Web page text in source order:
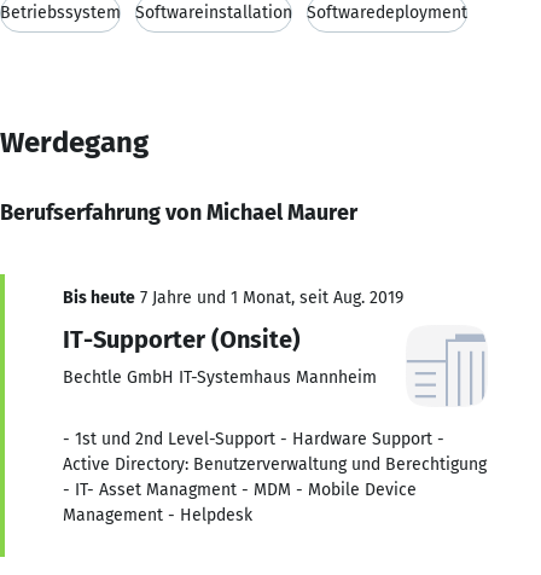
Betriebssystem Softwareinstallation Softwaredeployment
Werdegang
Berufserfahrung von Michael Maurer
Bis heute 7 Jahre und 1 Monat, seit Aug. 2019
IT-Supporter (Onsite)
Bechtle GmbH IT-Systemhaus Mannheim
- 1st und 2nd Level-Support - Hardware Support -
Active Directory: Benutzerverwaltung und Berechtigung
- IT- Asset Managment - MDM - Mobile Device
Management - Helpdesk